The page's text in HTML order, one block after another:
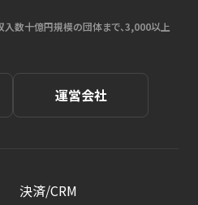
数十億円規模の団体まで、3,000以上
運営会社
決済/CRM